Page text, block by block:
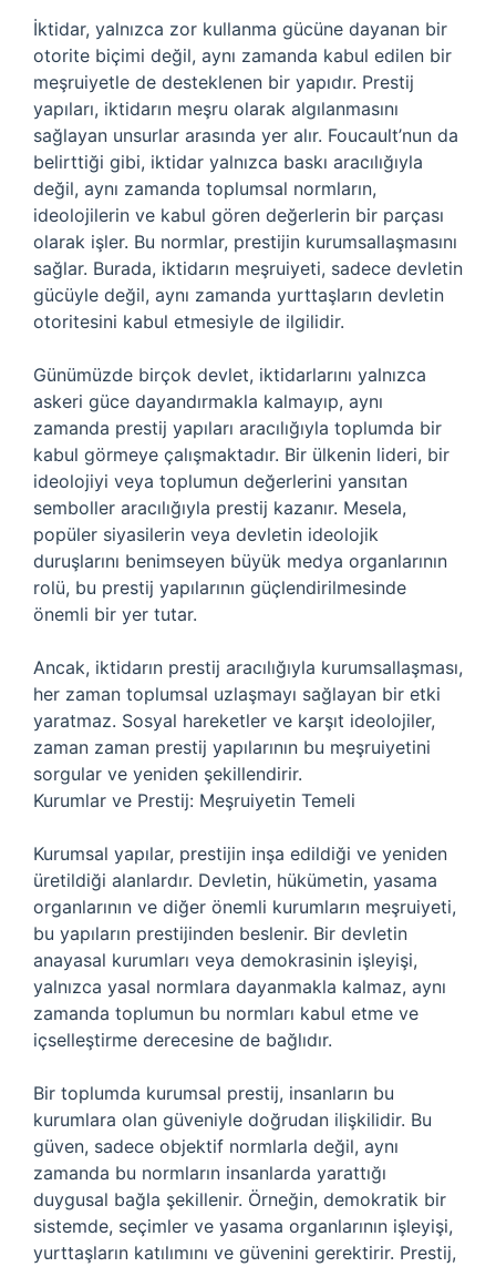
İktidar, yalnızca zor kullanma gücüne dayanan bir
otorite biçimi değil, aynı zamanda kabul edilen bir
meşruiyetle de desteklenen bir yapıdır. Prestij
yapıları, iktidarın meşru olarak algılanmasını
sağlayan unsurlar arasında yer alır. Foucault’nun da
belirttiği gibi, iktidar yalnızca baskı aracılığıyla
değil, aynı zamanda toplumsal normların,
ideolojilerin ve kabul gören değerlerin bir parçası
olarak işler. Bu normlar, prestijin kurumsallaşmasını
sağlar. Burada, iktidarın meşruiyeti, sadece devletin
gücüyle değil, aynı zamanda yurttaşların devletin
otoritesini kabul etmesiyle de ilgilidir.
Günümüzde birçok devlet, iktidarlarını yalnızca
askeri güce dayandırmakla kalmayıp, aynı
zamanda prestij yapıları aracılığıyla toplumda bir
kabul görmeye çalışmaktadır. Bir ülkenin lideri, bir
ideolojiyi veya toplumun değerlerini yansıtan
semboller aracılığıyla prestij kazanır. Mesela,
popüler siyasilerin veya devletin ideolojik
duruşlarını benimseyen büyük medya organlarının
rolü, bu prestij yapılarının güçlendirilmesinde
önemli bir yer tutar.
Ancak, iktidarın prestij aracılığıyla kurumsallaşması,
her zaman toplumsal uzlaşmayı sağlayan bir etki
yaratmaz. Sosyal hareketler ve karşıt ideolojiler,
zaman zaman prestij yapılarının bu meşruiyetini
sorgular ve yeniden şekillendirir.
Kurumlar ve Prestij: Meşruiyetin Temeli
Kurumsal yapılar, prestijin inşa edildiği ve yeniden
üretildiği alanlardır. Devletin, hükümetin, yasama
organlarının ve diğer önemli kurumların meşruiyeti,
bu yapıların prestijinden beslenir. Bir devletin
anayasal kurumları veya demokrasinin işleyişi,
yalnızca yasal normlara dayanmakla kalmaz, aynı
zamanda toplumun bu normları kabul etme ve
içselleştirme derecesine de bağlıdır.
Bir toplumda kurumsal prestij, insanların bu
kurumlara olan güveniyle doğrudan ilişkilidir. Bu
güven, sadece objektif normlarla değil, aynı
zamanda bu normların insanlarda yarattığı
duygusal bağla şekillenir. Örneğin, demokratik bir
sistemde, seçimler ve yasama organlarının işleyişi,
yurttaşların katılımını ve güvenini gerektirir. Prestij,